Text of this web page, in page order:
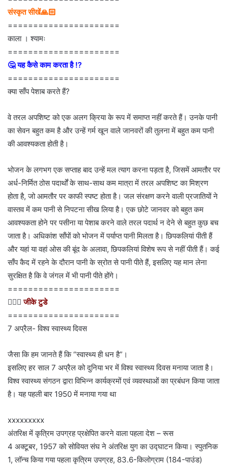
संस्कृत सीखें🙏🏻
======================
काला । श्यामः
======================
🤔 यह कैसे काम करता है ⁉
======================
क्या साँप पेशाब करते हैं?
वे तरल अपशिष्ट को एक अलग क्रिया के रूप में समाप्त नहीं करते हैं। उनके पानी
का सेवन बहुत कम है और उन्हें गर्म खून वाले जानवरों की तुलना में बहुत कम पानी
की आवश्यकता होती है।
भोजन के लगभग एक सप्ताह बाद उन्हें मल त्याग करना पड़ता है, जिसमें आमतौर पर
अर्ध-निर्मित ठोस पदार्थों के साथ-साथ कम मात्रा में तरल अपशिष्ट का मिश्रण
होता है, जो आमतौर पर काफी स्पष्ट होता है। जल संरक्षण करने वाली प्रजातियों ने
वास्तव में कम पानी से निपटना सीख लिया है। एक छोटे जानवर को बहुत कम
आवश्यकता होने पर पसीना या पेशाब करने वाले तरल पदार्थ न देने से बहुत कुछ बच
जाता है। अधिकांश साँपों को भोजन में पर्याप्त पानी मिलता है। छिपकलियां पीती हैं
और यहां या वहां ओस की बूंद के अलावा, छिपकलियां विशेष रूप से नहीं पीती हैं। कई
साँप कैद में रहने के दौरान पानी के स्रोत से पानी पीते हैं, इसलिए यह मान लेना
सुरक्षित है कि वे जंगल में भी पानी पीते होंगे।
======================
💁🏻‍♂‍ जीके टुडे
======================
7 अप्रैल- विश्व स्वास्थ्य दिवस
जैसा कि हम जानते हैं कि “स्वास्थ्य ही धन है”।
इसलिए हर साल 7 अप्रैल को दुनिया भर में विश्व स्वास्थ्य दिवस मनाया जाता है।
विश्व स्वास्थ्य संगठन द्वारा विभिन्न कार्यक्रमों एवं व्यवस्थाओं का प्रबंधन किया जाता
है। यह पहली बार 1950 में मनाया गया था
xxxxxxxxx
अंतरिक्ष में कृत्रिम उपग्रह प्रक्षेपित करने वाला पहला देश – रूस
4 अक्टूबर, 1957 को सोवियत संघ ने अंतरिक्ष युग का उद्घाटन किया। स्पुतनिक
1, लॉन्च किया गया पहला कृत्रिम उपग्रह, 83.6-किलोग्राम (184-पाउंड)